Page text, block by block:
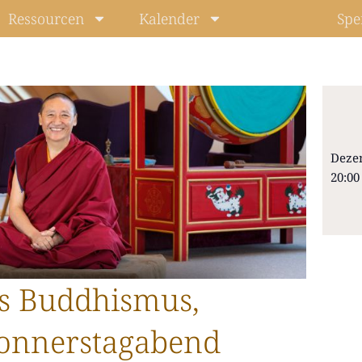
Ressourcen Kalender
Buddhismus,
20:00